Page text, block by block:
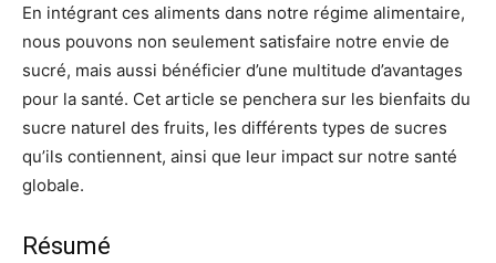
En intégrant ces aliments dans notre régime alimentaire,
nous pouvons non seulement satisfaire notre envie de
sucré, mais aussi bénéficier d’une multitude d’avantages
pour la santé. Cet article se penchera sur les bienfaits du
sucre naturel des fruits, les différents types de sucres
qu’ils contiennent, ainsi que leur impact sur notre santé
globale.
Résumé